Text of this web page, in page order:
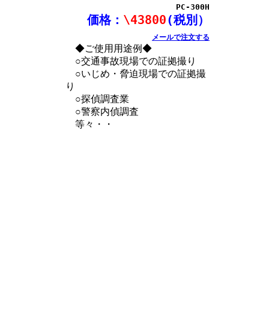
PC-300H
価格： \43800(税別）
メールで注文する
◆ご使用用途例◆
○交通事故現場での証拠撮り
○いじめ・脅迫現場での証拠撮
り
○探偵調査業
○警察内偵調査
等々・・